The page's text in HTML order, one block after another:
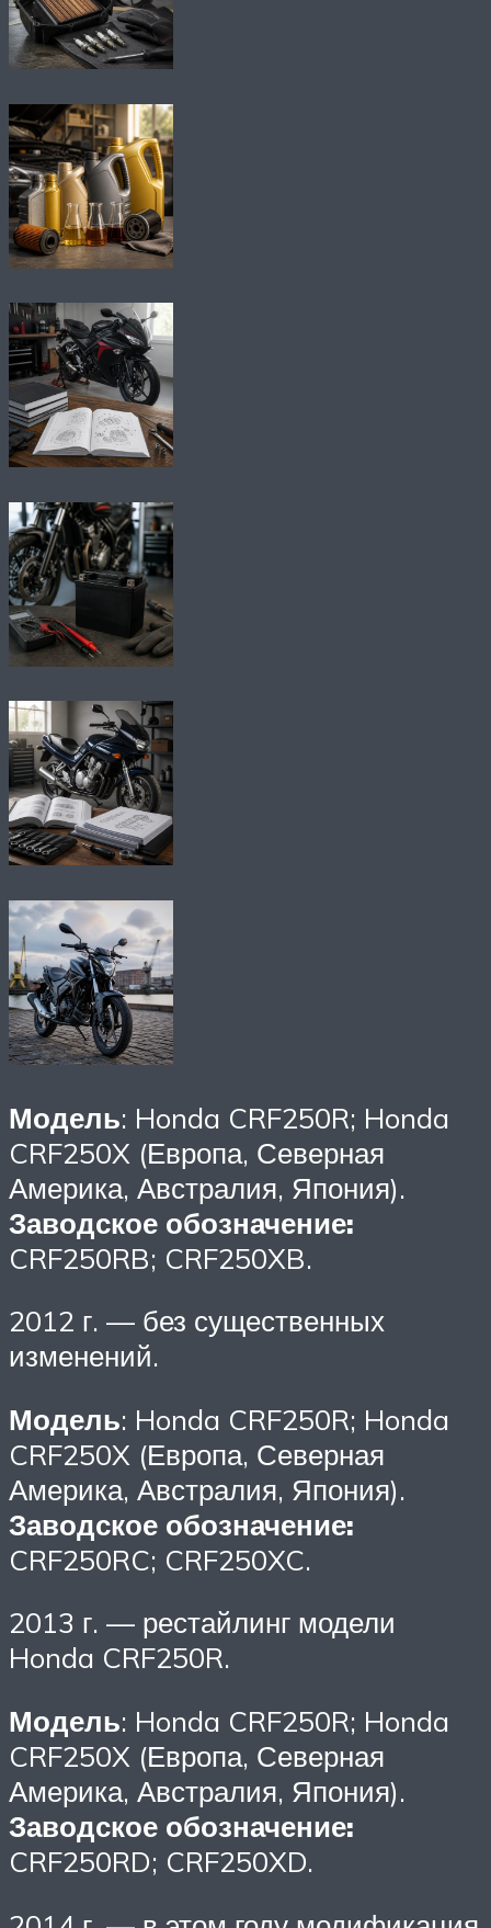
Модель: Honda CRF250R; Honda
CRF250X (Европа, Северная
Америка, Австралия, Япония).
Заводское обозначение:
CRF250RB; CRF250XB.
2012 г. — без существенных
изменений.
Модель: Honda CRF250R; Honda
CRF250X (Европа, Северная
Америка, Австралия, Япония).
Заводское обозначение:
CRF250RC; CRF250XC.
2013 г. — рестайлинг модели
Honda CRF250R.
Модель: Honda CRF250R; Honda
CRF250X (Европа, Северная
Америка, Австралия, Япония).
Заводское обозначение:
CRF250RD; CRF250XD.